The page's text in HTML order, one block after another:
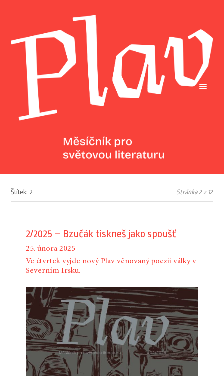
Štítek: 2 Stránka 2 z 12
2/2025 – Bzučák tiskneš jako spoušť
25. února 2025
Ve čtvrtek vyjde nový Plav věnovaný poezii války v
Severním Irsku.